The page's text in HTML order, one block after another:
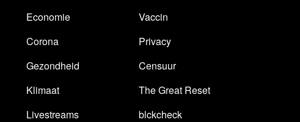
Economie
Corona
Gezondheid
Klimaat
Livestreams
Vaccin
Privacy
Censuur
The Great Reset
blckcheck